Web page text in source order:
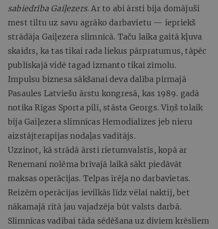
sabiedrība Gaiļezers. Ar to abi ārsti bija domājuši
mest tiltu uz savu agrāko darbavietu — iepriekš
strādāja Gaiļezera slimnīcā. Taču laika gaitā kļuva
skaidrs, ka tas tikai rada liekus pārpratumus, tāpēc
publiskajā vidē tagad izmanto tikai zīmolu.
Impulsu biznesa sākšanai deva dalība pirmajā
Pasaules Latviešu ārstu kongresā, kas 1989. gadā
notika Rīgas Sporta pilī, stāsta Georgs. Viņš tolaik
bija Gaiļezera slimnīcas Hemodialīzes jeb nieru
aizstājterapijas nodaļas vadītājs.
Uzzinot, kā strādā ārsti rietumvalstīs, kopā ar
Renemani nolēma brīvajā laikā sākt piedāvāt
maksas operācijas. Telpas īrēja no darbavietas.
Reizēm operācijas ievilkās līdz vēlai naktij, bet
nākamajā rītā jau vajadzēja būt valsts darbā.
Slimnīcas vadībai tāda sēdēšana uz diviem krēsliem